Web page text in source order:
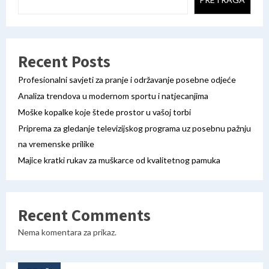
Recent Posts
Profesionalni savjeti za pranje i održavanje posebne odjeće
Analiza trendova u modernom sportu i natjecanjima
Moške kopalke koje štede prostor u vašoj torbi
Priprema za gledanje televizijskog programa uz posebnu pažnju
na vremenske prilike
Majice kratki rukav za muškarce od kvalitetnog pamuka
Recent Comments
Nema komentara za prikaz.